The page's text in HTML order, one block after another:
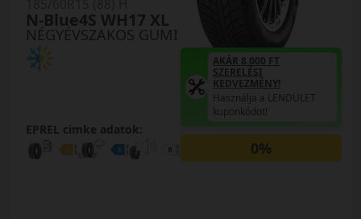
NÉGYÉVSZAKOS GUMI
N-Blue4S WH17 XL
EPREL cimke adatok:
AKÁR 8.000 FT
SZERELÉSI
KEDVEZMÉNY!
Használja a LENDÜLET
kuponkódot!
0%